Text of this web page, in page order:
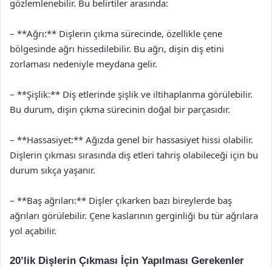
gözlemlenebilir. Bu belirtiler arasında:
– **Ağrı:** Dişlerin çıkma sürecinde, özellikle çene
bölgesinde ağrı hissedilebilir. Bu ağrı, dişin diş etini
zorlaması nedeniyle meydana gelir.
– **Şişlik:** Diş etlerinde şişlik ve iltihaplanma görülebilir.
Bu durum, dişin çıkma sürecinin doğal bir parçasıdır.
– **Hassasiyet:** Ağızda genel bir hassasiyet hissi olabilir.
Dişlerin çıkması sırasında diş etleri tahriş olabileceği için bu
durum sıkça yaşanır.
– **Baş ağrıları:** Dişler çıkarken bazı bireylerde baş
ağrıları görülebilir. Çene kaslarının gerginliği bu tür ağrılara
yol açabilir.
20’lik Dişlerin Çıkması İçin Yapılması Gerekenler